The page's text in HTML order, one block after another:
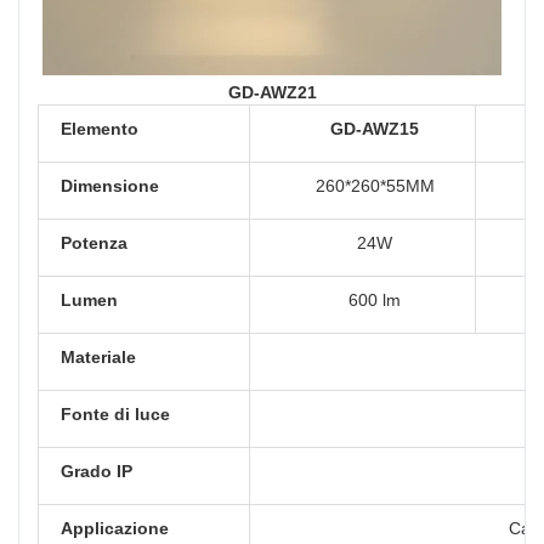
GD-AWZ21
Elemento
GD-AWZ15
Dimensione 260*260*55MM
Potenza 24W
Lumen 600 lm
Materiale
Fonte di luce
Grado IP
Applicazione